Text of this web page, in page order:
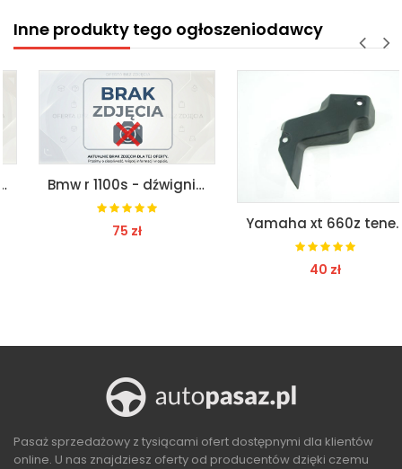
Inne produkty tego ogłoszeniodawcy
Bmw r 1100s - dźwignia zmiany biegów
75 zł Yamaha xt 660z tenere - osłona
40 zł
Pasaż sprzedażowy z tysiącami ofert dostępnymi dla klientów
online. U nas znajdziesz oferty od producentów dzięki czemu